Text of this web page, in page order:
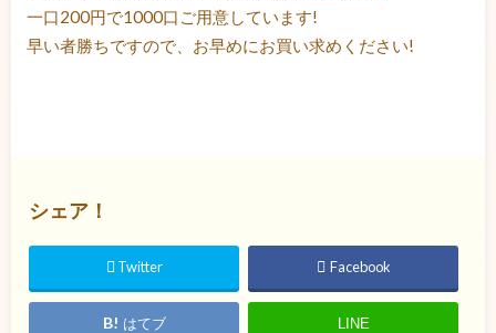
一口200円で1000口ご用意しています!
早い者勝ちですので、お早めにお買い求めください!
シェア！
Twitter Facebook
はてブ LINE